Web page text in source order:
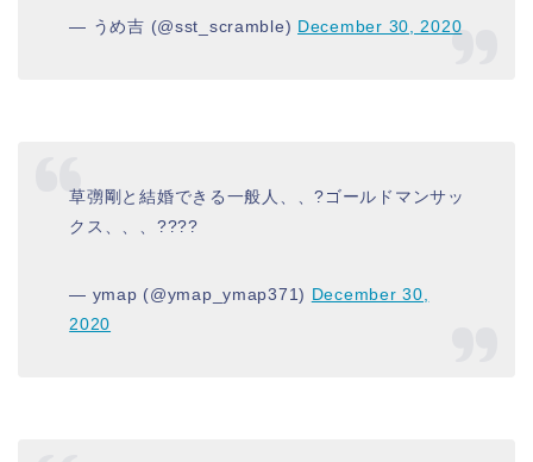
— うめ吉 (@sst_scramble) December 30, 2020
草彅剛と結婚できる一般人、、?ゴールドマンサッ
クス、、、????
— ymap (@ymap_ymap371) December 30,
2020